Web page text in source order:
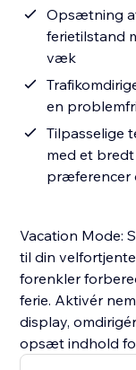
Opsætning
ferietilstand
væk
en
Tilpasselige
med et
præferencer
Vacation Mode:
til din
forenkler
ferie. Aktivér
display,
opsæt indhold